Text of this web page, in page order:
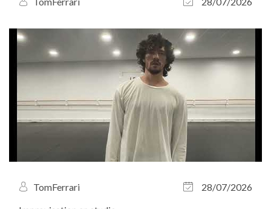
TomFerrari
28/07/2026